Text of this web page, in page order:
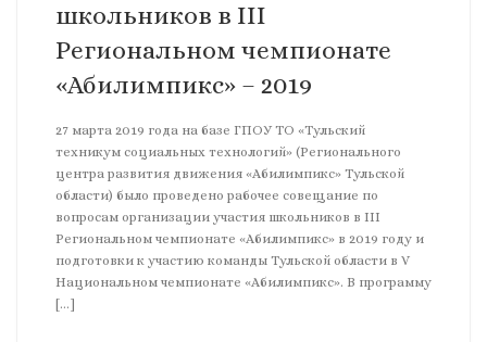
школьников в III
Региональном чемпионате
«Абилимпикс» – 2019
27 марта 2019 года на базе ГПОУ ТО «Тульский
техникум социальных технологий» (Регионального
центра развития движения «Абилимпикс» Тульской
области) было проведено рабочее совещание по
вопросам организации участия школьников в III
Региональном чемпионате «Абилимпикс» в 2019 году и
подготовки к участию команды Тульской области в V
Национальном чемпионате «Абилимпикс». В программу
[…]